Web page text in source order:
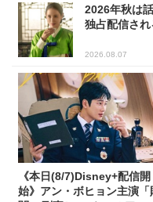
2026年秋は
独占配信さ
2026.08.07
《本日(8/7)Disney+配信開
始》アン・ボヒョン主演「